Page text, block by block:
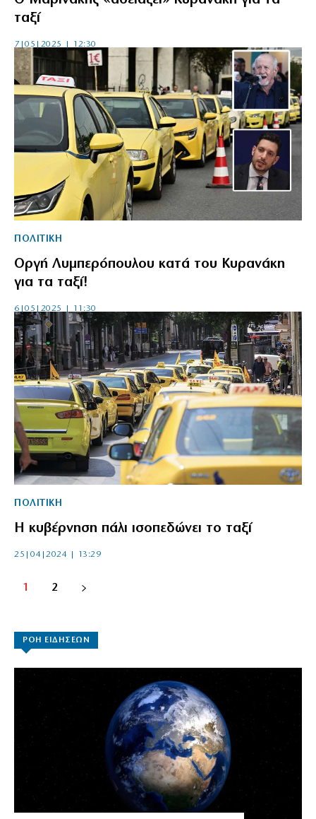
ταξί
7|05|2025 | 12:30
ΠΟΛΙΤΙΚΗ
Οργή Λυμπερόπουλου κατά του Κυρανάκη
για τα ταξί!
6|05|2025 | 11:30
ΠΟΛΙΤΙΚΗ
Η κυβέρνηση πάλι ισοπεδώνει το ταξί
25|04|2024 | 13:29
1 2
ΡΟΗ ΕΙΔΗΣΕΩΝ